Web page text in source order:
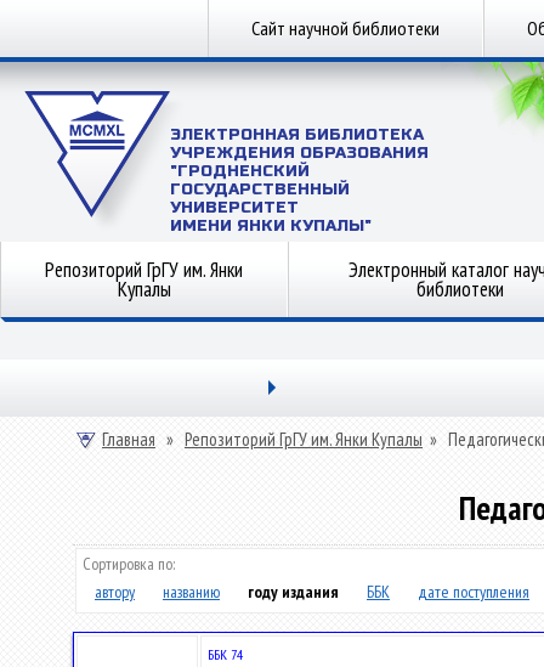
Сайт научной библиотеки
ЭЛЕКТРОННАЯ БИБЛИОТЕКА
УЧРЕЖДЕНИЯ ОБРАЗОВАНИЯ
"ГРОДНЕНСКИЙ
ГОСУДАРСТВЕННЫЙ
УНИВЕРСИТЕТ
ИМЕНИ ЯНКИ КУПАЛЫ"
Репозиторий ГрГУ им. Янки
Купалы
Электронный каталог
библиотеки
Главная » Репозиторий ГрГУ им. Янки Купалы »
Сортировка по:
автору
названию году издания ББК дате поступления
ББК 74